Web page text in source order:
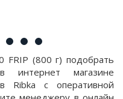
FRIP (800 г) подобрать
интернет магазине
Ribka с оперативной